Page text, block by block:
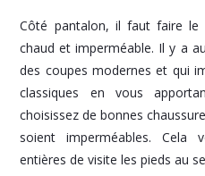
Côté pantalon, il faut faire le
chaud et imperméable. Il y a
des coupes modernes et qui
classiques en vous
choisissez de bonnes
soient imperméables. Cela
entières de visite les pieds au